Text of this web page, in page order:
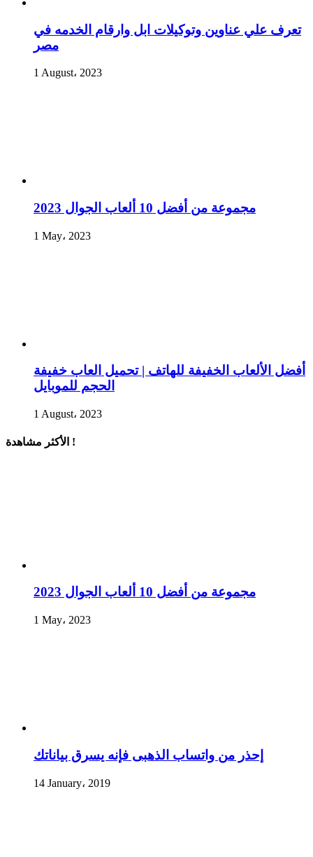
تعرف علي عناوين وتوكيلات ابل وارقام الخدمه في
مصر
1 August، 2023
مجموعة من أفضل 10 ألعاب الجوال 2023
1 May، 2023
أفضل الألعاب الخفيفة للهاتف | تحميل العاب خفيفة
الحجم للموبايل
1 August، 2023
الأكثر مشاهدة !
مجموعة من أفضل 10 ألعاب الجوال 2023
1 May، 2023
إحذر من واتساب الذهبى فإنه يسرق بياناتك
14 January، 2019